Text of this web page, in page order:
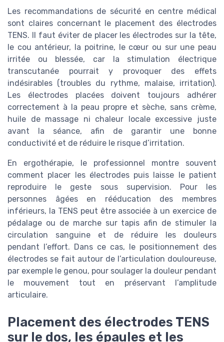
Les recommandations de sécurité en centre médical
sont claires concernant le placement des électrodes
TENS. Il faut éviter de placer les électrodes sur la tête,
le cou antérieur, la poitrine, le cœur ou sur une peau
irritée ou blessée, car la stimulation électrique
transcutanée pourrait y provoquer des effets
indésirables (troubles du rythme, malaise, irritation).
Les électrodes placées doivent toujours adhérer
correctement à la peau propre et sèche, sans crème,
huile de massage ni chaleur locale excessive juste
avant la séance, afin de garantir une bonne
conductivité et de réduire le risque d’irritation.
En ergothérapie, le professionnel montre souvent
comment placer les électrodes puis laisse le patient
reproduire le geste sous supervision. Pour les
personnes âgées en rééducation des membres
inférieurs, la TENS peut être associée à un exercice de
pédalage ou de marche sur tapis afin de stimuler la
circulation sanguine et de réduire les douleurs
pendant l’effort. Dans ce cas, le positionnement des
électrodes se fait autour de l’articulation douloureuse,
par exemple le genou, pour soulager la douleur pendant
le mouvement tout en préservant l’amplitude
articulaire.
Placement des électrodes TENS
sur le dos, les épaules et les